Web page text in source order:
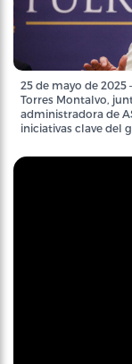
25 de mayo de 2025
Torres Montalvo,
administradora de
iniciativas clave del